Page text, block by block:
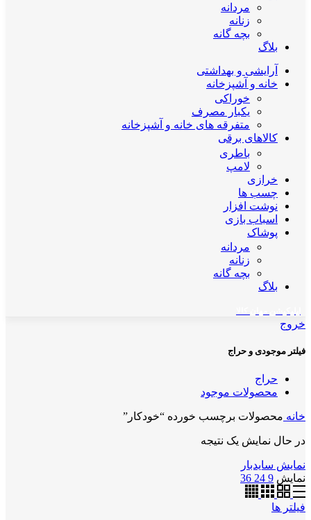
مردانه
زنانه
بچه گانه
بلاگ
آرایشی و بهداشتی
خانه و آشپزخانه
خوراکی
یکبار مصرف
متفرقه های خانه و آشپزخانه
کالاهای برقی
باطری
لامپ
خرازی
چسب ها
نوشت افزار
اسباب بازی
پوشاک
مردانه
زنانه
بچه گانه
بلاگ
خروج
فیلتر موجودی و حراج
حراج
محصولات موجود
خانه محصولات برچسب خورده “خودکار”
در حال نمایش یک نتیجه
نمایش سایدبار
نمایش 9
24
36
فیلتر ها